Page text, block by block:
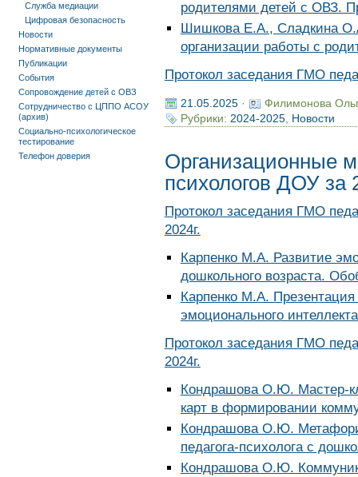
родителями детей с ОВЗ.
Шишкова Е.А., Сладкина
организации работы с
Протокол заседания ГМО
21.05.2025·
Филимонова
Рубрики: 2024-2025, Новости
Организационные
психологов ДОУ за
Протокол заседания ГМО
2024г.
Карпенко М.А. Развитие
дошкольного возраста.
Карпенко М.А.
эмоционального
Протокол заседания ГМО
2024г.
Кондрашова О.Ю. Мастер-
карт в формировании
Кондрашова О.Ю.
педагога-психолога с
Кондрашова О.Ю.
Служба медиации
Цифровая безопасность
Новости
Нормативные документы
Публикации
События
Сопровождение детей с ОВЗ
Сотрудничество с ЦППО АСОУ
(архив)
Социально-психологическое
тестирование
Телефон доверия